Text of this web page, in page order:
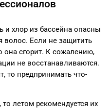
и хлор из бассейна опасны
волос. Если не защитить
она сгорит. К сожалению,
не восстанавливаются.
то предпринимать что-
летом рекомендуется их